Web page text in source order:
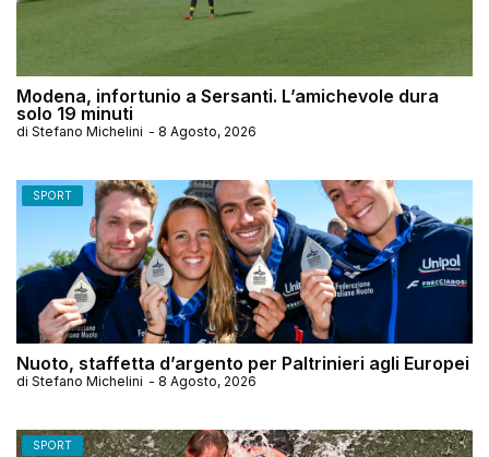
Modena, infortunio a Sersanti. L’amichevole dura
solo 19 minuti
di Stefano Michelini - 8 Agosto, 2026
SPORT
Nuoto, staffetta d’argento per Paltrinieri agli Europei
di Stefano Michelini - 8 Agosto, 2026
SPORT